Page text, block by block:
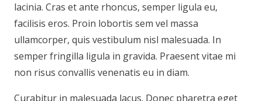
lacinia. Cras et ante rhoncus, semper ligula eu,
facilisis eros. Proin lobortis sem vel massa
ullamcorper, quis vestibulum nisl malesuada. In
semper fringilla ligula in gravida. Praesent vitae mi
non risus convallis venenatis eu in diam.
Curabitur in malesuada lacus. Donec pharetra eget